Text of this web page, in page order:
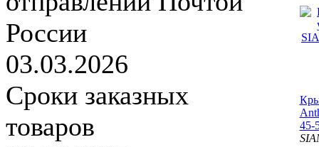
России
03.03.2026
Сроки заказных
товаров
45-